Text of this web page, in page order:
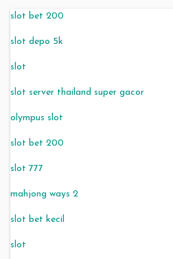
slot bet 200
slot depo 5k
slot
slot server thailand super gacor
olympus slot
slot bet 200
slot 777
mahjong ways 2
slot bet kecil
slot